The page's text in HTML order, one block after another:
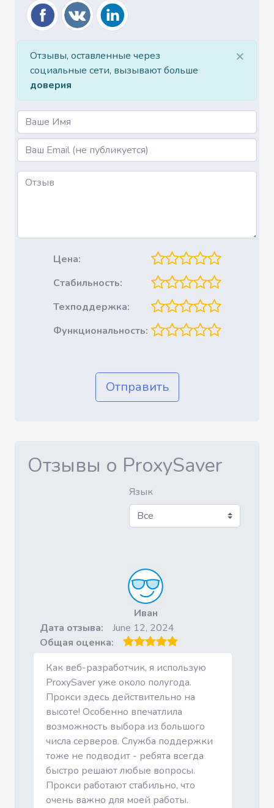
Отзывы, оставленные через
социальные сети, вызывают больше
доверия
×
Name
Email
Цена:
Стабильность:
Техподдержка:
Функциональность:
Отправить
Отзывы о ProxySaver
Язык
Иван
Дата отзыва:
June 12, 2024
Общая оценка:
Как веб-разработчик, я использую
ProxySaver уже около полугода.
Прокси здесь действительно на
высоте! Особенно впечатлила
возможность выбора из большого
числа серверов. Служба поддержки
тоже не подводит - ребята всегда
быстро решают любые вопросы.
Прокси работают стабильно, что
очень важно для моей работы.